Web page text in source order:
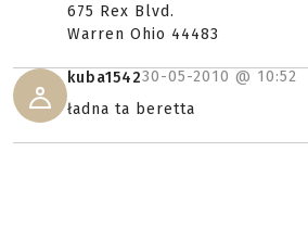
675 Rex Blvd.
Warren Ohio 44483
kuba154230-05-2010 @ 10:52
ładna ta beretta